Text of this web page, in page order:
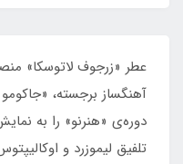
عطر «زرجوف لاتوسکا»
آهنگساز برجسته،
دوره‌ی «هنرنو» را به
تلفیق لیموزرد و